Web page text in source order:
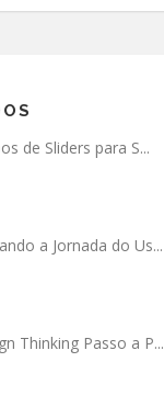
de Sliders para S...
a Jornada do Us...
Thinking Passo a P...